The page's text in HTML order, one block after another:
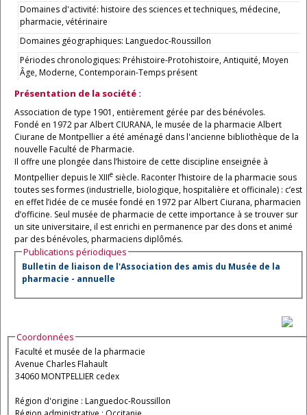
Domaines d'activité: histoire des sciences et techniques, médecine,
pharmacie, vétérinaire
Domaines géographiques: Languedoc-Roussillon
Périodes chronologiques: Préhistoire-Protohistoire, Antiquité, Moyen
Âge, Moderne, Contemporain-Temps présent
Présentation de la société :
Association de type 1901, entièrement gérée par des bénévoles.
Fondé en 1972 par Albert CIURANA, le musée de la pharmacie Albert
Ciurane de Montpellier a été aménagé dans l'ancienne bibliothèque de la
nouvelle Faculté de Pharmacie.
Il offre une plongée dans l’histoire de cette discipline enseignée à
Montpellier depuis le XIIIe siècle. Raconter l’histoire de la pharmacie sous
toutes ses formes (industrielle, biologique, hospitalière et officinale) : c’est
en effet l’idée de ce musée fondé en 1972 par Albert Ciurana, pharmacien
d’officine. Seul musée de pharmacie de cette importance à se trouver sur
un site universitaire, il est enrichi en permanence par des dons et animé
par des bénévoles, pharmaciens diplômés.
Publications périodiques
Bulletin de liaison de l'Association des amis du Musée de la
pharmacie - annuelle
Coordonnées
Faculté et musée de la pharmacie
Avenue Charles Flahault
34060 MONTPELLIER cedex
Région d'origine : Languedoc-Roussillon